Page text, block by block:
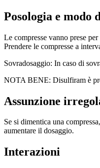
Posologia e modo
Le compresse vanno prese
Prendere le compresse a
Sovradosaggio: In caso di
NOTA BENE: Disulfiram è
Assunzione
Se si dimentica una
aumentare il dosaggio.
Interazioni